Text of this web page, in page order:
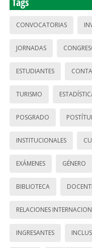
CONVOCATORIAS
JORNADAS
ESTUDIANTES
TURISMO
POSGRADO
INSTITUCIONALES
EXÁMENES GÉNERO
BIBLIOTECA
RELACIONES
INGRESANTES